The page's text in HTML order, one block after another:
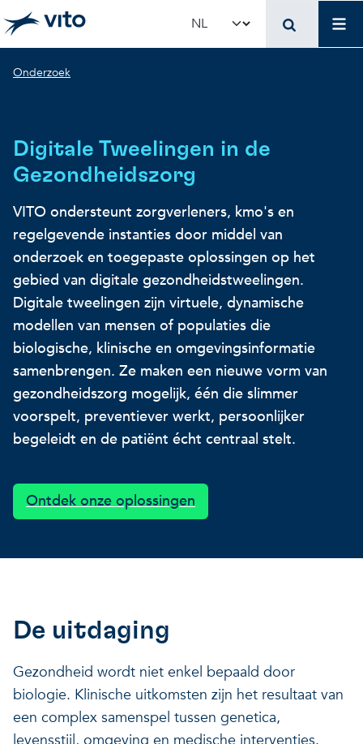
Skip to main content
Select your language
Gebruik onze infrastructuur
Licenties en spin-offs
VITO4STARTERS
Onze projecten
Ontdek hoe we jou helpen
Impact voor jouw
op drie domeinen
Een gezonde leefomgeving
State-of-the-art
Voorbeeldprojecten
Nieuws en updates
Ontdek hoe VITO je kan
Hoe VITO
Een gezonde leefomgeving
Concrete toepassingen
Onze projecten
Wetenschappelijke
Nieuws en projectupdates
Alles over onderzoek
Onderzoeksfocus
impactdomeinen
Veerkrachtige ecosystemen
Breadcrumb
Onderzoek
Digitale Tweelingen in de
Gezondheidszorg
VITO ondersteunt zorgverleners, kmo's en
regelgevende instanties door middel van
onderzoek en toegepaste oplossingen op het
gebied van digitale gezondheidstweelingen.
Digitale tweelingen zijn virtuele, dynamische
modellen van mensen of populaties die
biologische, klinische en omgevingsinformatie
samenbrengen. Ze maken een nieuwe vorm van
gezondheidszorg mogelijk, één die slimmer
voorspelt, preventiever werkt, persoonlijker
begeleidt en de patiënt écht centraal stelt.
Ontdek onze oplossingen
De uitdaging
Gezondheid wordt niet enkel bepaald door
biologie. Klinische uitkomsten zijn het resultaat van
een complex samenspel tussen genetica,